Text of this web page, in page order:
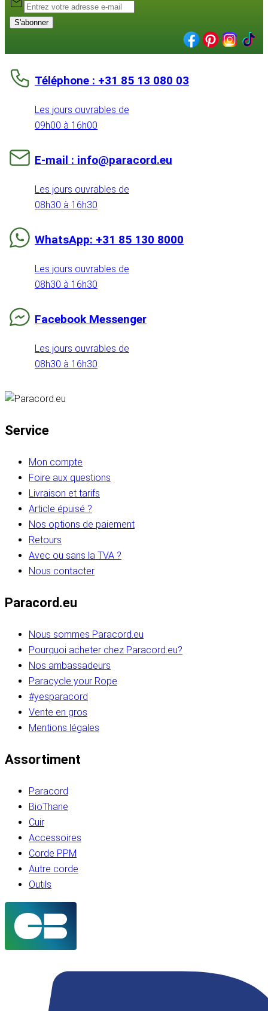
S'abonner
Téléphone : +31 85 13 080 03
Les jours ouvrables de
09h00 à 16h00
E-mail : info@paracord.eu
Les jours ouvrables de
08h30 à 16h30
WhatsApp: +31 85 130 8000
Les jours ouvrables de
08h30 à 16h30
Facebook Messenger
Les jours ouvrables de
08h30 à 16h30
Service
Mon compte
Foire aux questions
Livraison et tarifs
Article épuisé ?
Nos options de paiement
Retours
Avec ou sans la TVA ?
Nous contacter
Paracord.eu
Nous sommes Paracord.eu
Pourquoi acheter chez Paracord.eu?
Nos ambassadeurs
Paracycle your Rope
#yesparacord
Vente en gros
Mentions légales
Assortiment
Paracord
BioThane
Cuir
Accessoires
Corde PPM
Autre corde
Outils